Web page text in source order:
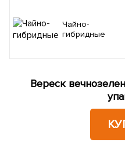
Чайно-
гибридные
Вереск